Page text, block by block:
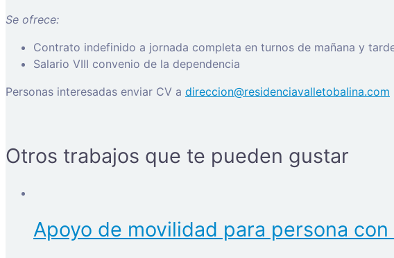
Se ofrece:
Contrato indefinido a jornada completa en turnos de mañana y
Salario VIII convenio de la dependencia
Personas interesadas enviar CV a direccion@residenciavalletobalina.com
Otros trabajos que te pueden gustar
Apoyo de movilidad para persona